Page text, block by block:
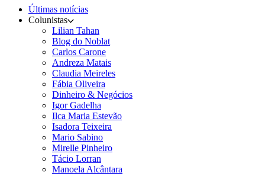
Últimas notícias
Colunistas
Lilian Tahan
Blog do Noblat
Carlos Carone
Andreza Matais
Claudia Meireles
Fábia Oliveira
Dinheiro & Negócios
Igor Gadelha
Ilca Maria Estevão
Isadora Teixeira
Mario Sabino
Mirelle Pinheiro
Tácio Lorran
Manoela Alcântara